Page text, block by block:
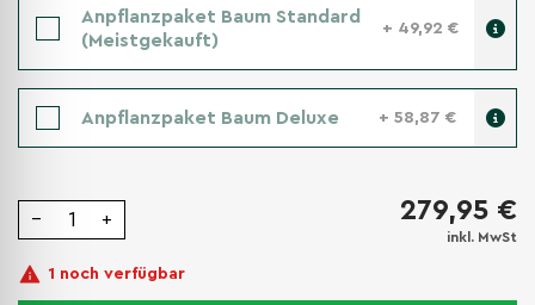
Anpflanzpaket Baum Standard
(Meistgekauft)
+ 49,92 €
Anpflanzpaket Baum Deluxe + 58,87 €
− + 279,95 €
inkl. MwSt
1 noch verfügbar